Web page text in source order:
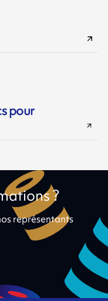
pour
?
représentants